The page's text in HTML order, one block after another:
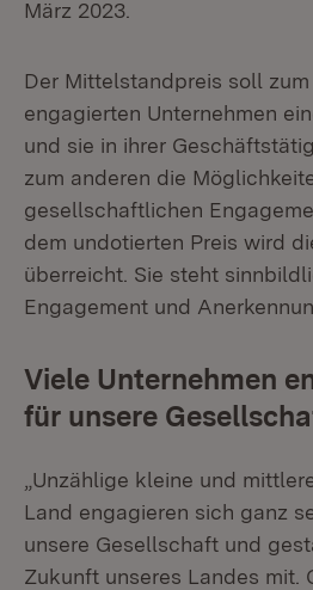
März 2023.
Der Mittelstandpreis soll
engagierten Unternehmen
und sie in ihrer
zum anderen die
gesellschaftlichen
dem undotierten Preis wird
überreicht. Sie steht
Engagement und
Viele Unternehmen
für unsere
„Unzählige kleine und
Land engagieren sich ganz
unsere Gesellschaft und
Zukunft unseres Landes mit.